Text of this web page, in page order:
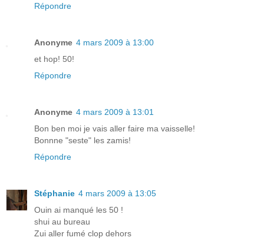
Répondre
Anonyme 4 mars 2009 à 13:00
et hop! 50!
Répondre
Anonyme 4 mars 2009 à 13:01
Bon ben moi je vais aller faire ma vaisselle!
Bonnne "seste" les zamis!
Répondre
Stéphanie 4 mars 2009 à 13:05
Ouin ai manqué les 50 !
shui au bureau
Zui aller fumé clop dehors